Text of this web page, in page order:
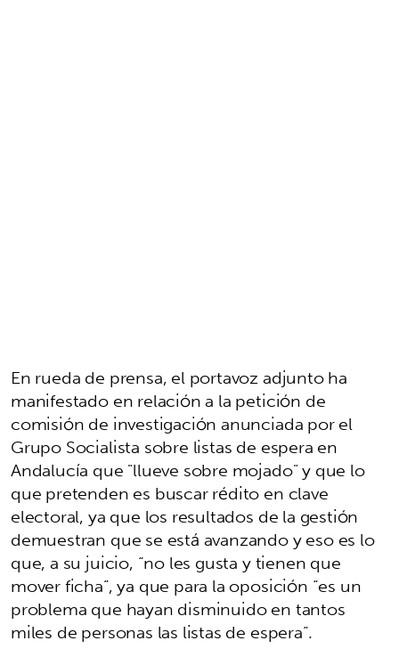
En rueda de prensa, el portavoz adjunto ha
manifestado en relación a la petición de
comisión de investigación anunciada por el
Grupo Socialista sobre listas de espera en
Andalucía que "llueve sobre mojado" y que lo
que pretenden es buscar rédito en clave
electoral, ya que los resultados de la gestión
demuestran que se está avanzando y eso es lo
que, a su juicio, “no les gusta y tienen que
mover ficha”, ya que para la oposición “es un
problema que hayan disminuido en tantos
miles de personas las listas de espera”.